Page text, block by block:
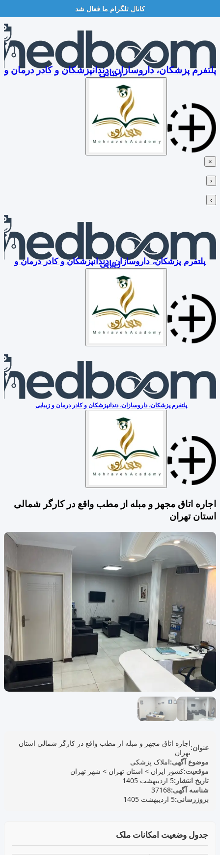
کانال تلگرام ما فعال شد
Skip
content
پلتفرم پزشکان، داروسازان، دندانپزشکان و کادر درمان و
زیبایی
×
‹
›
پلتفرم پزشکان، داروسازان، دندانپزشکان و کادر درمان و
زیبایی
پلتفرم پزشکان، داروسازان، دندانپزشکان و کادر درمان و زیبایی
اجاره اتاق مجهز و مبله از مطب واقع در کارگر شمالی
استان تهران
عنوان:اجاره اتاق مجهز و مبله از مطب واقع در کارگر شمالی استان
تهران
موضوع آگهی:املاک پزشکی
موقعیت:کشور ایران > استان تهران > شهر تهران
تاریخ انتشار:5 اردیبهشت 1405
شناسه آگهی:37168
بروزرسانی:5 اردیبهشت 1405
جدول وضعیت امکانات ملک